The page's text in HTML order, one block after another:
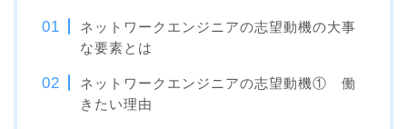
ネットワークエンジニアの志望動機の大事
な要素とは
ネットワークエンジニアの志望動機① 働
きたい理由